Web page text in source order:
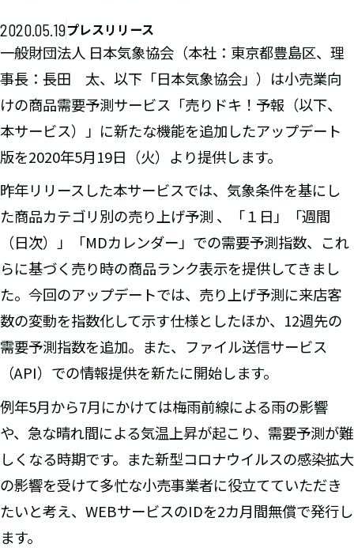
2020.05.19プレスリリース
一般財団法人 日本気象協会（本社：東京都豊島区、理
事長：長田 太、以下「日本気象協会」）は小売業向
けの商品需要予測サービス「売りドキ！予報（以下、
本サービス）」に新たな機能を追加したアップデート
版を2020年5月19日（火）より提供します。
昨年リリースした本サービスでは、気象条件を基にし
た商品カテゴリ別の売り上げ予測 、「１日」「週間
（日次）」「MDカレンダー」での需要予測指数、これ
らに基づく売り時の商品ランク表示を提供してきまし
た。今回のアップデートでは、売り上げ予測に来店客
数の変動を指数化して示す仕様としたほか、12週先の
需要予測指数を追加。また、ファイル送信サービス
（API）での情報提供を新たに開始します。
例年5月から7月にかけては梅雨前線による雨の影響
や、急な晴れ間による気温上昇が起こり、需要予測が難
しくなる時期です。また新型コロナウイルスの感染拡大
の影響を受けて多忙な小売事業者に役立てていただき
たいと考え、WEBサービスのIDを2カ月間無償で発行し
ます。